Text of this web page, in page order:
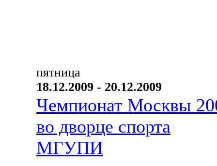
пятница
18.12.2009 - 20.12.2009
Чемпионат Москвы
во дворце спорта
МГУПИ